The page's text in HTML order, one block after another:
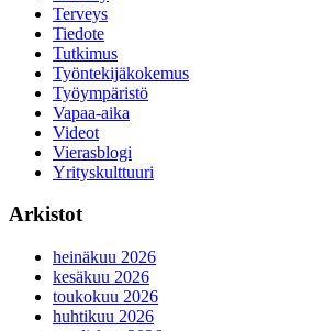
Terveys
Tiedote
Tutkimus
Työntekijäkokemus
Työympäristö
Vapaa-aika
Videot
Vierasblogi
Yrityskulttuuri
Arkistot
heinäkuu 2026
kesäkuu 2026
toukokuu 2026
huhtikuu 2026